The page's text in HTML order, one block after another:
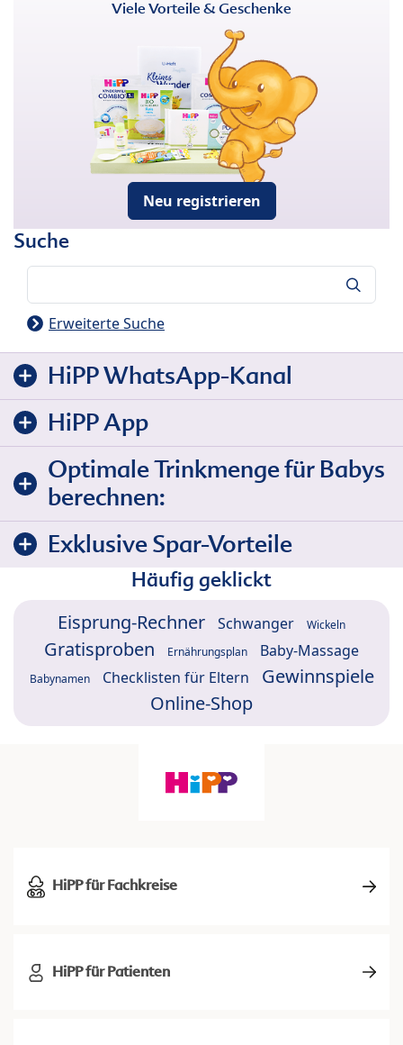
Viele Vorteile & Geschenke
Neu registrieren
Suche
Erweiterte Suche
HiPP WhatsApp-Kanal
HiPP App
Optimale Trinkmenge für Babys
berechnen:
Exklusive Spar-Vorteile
Häufig geklickt
Eisprung-Rechner Schwanger Wickeln
Gratisproben Ernährungsplan Baby-Massage
Babynamen Checklisten für Eltern
Gewinnspiele
Online-Shop
HiPP für Fachkreise
HiPP für Patienten